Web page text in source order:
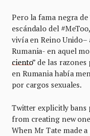
Pero la fama negra
escándalo del
vivía en Reino
Rumania- en aquel
ciento” de las
en Rumania había
por cargos sexuales.
Twitter explicitly bans
from creating new
When Mr Tate made